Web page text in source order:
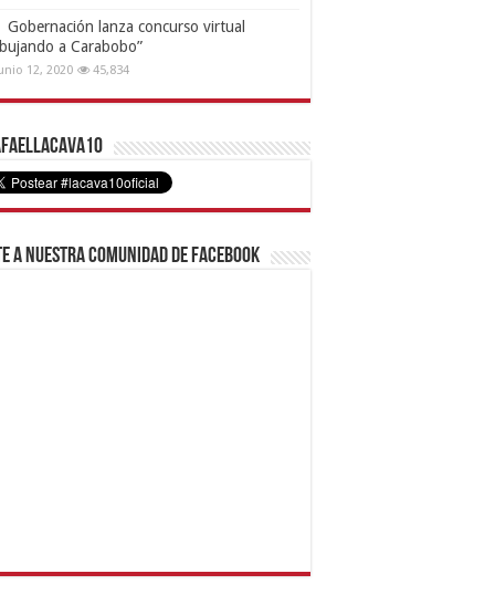
Gobernación lanza concurso virtual
a Carabobo”
12, 2020 45,834
a nuestra comunidad de Facebook